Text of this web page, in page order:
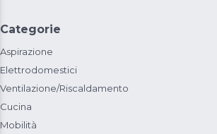
Categorie
Aspirazione
Elettrodomestici
Ventilazione/Riscaldamento
Cucina
Mobilità